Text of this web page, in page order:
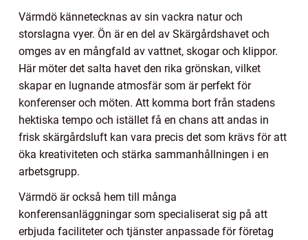
Värmdö kännetecknas av sin vackra natur och
storslagna vyer. Ön är en del av Skärgårdshavet och
omges av en mångfald av vattnet, skogar och klippor.
Här möter det salta havet den rika grönskan, vilket
skapar en lugnande atmosfär som är perfekt för
konferenser och möten. Att komma bort från stadens
hektiska tempo och istället få en chans att andas in
frisk skärgårdsluft kan vara precis det som krävs för att
öka kreativiteten och stärka sammanhållningen i en
arbetsgrupp.
Värmdö är också hem till många
konferensanläggningar som specialiserat sig på att
erbjuda faciliteter och tjänster anpassade för företag